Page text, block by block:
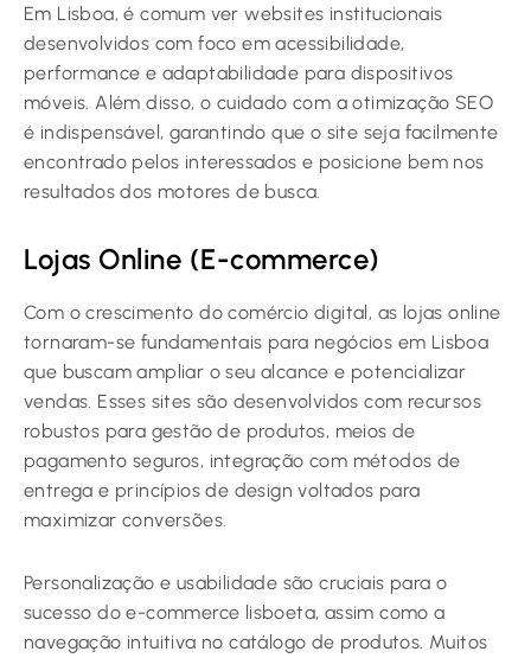
Em Lisboa, é comum ver websites institucionais
desenvolvidos com foco em acessibilidade,
performance e adaptabilidade para dispositivos
móveis. Além disso, o cuidado com a otimização SEO
é indispensável, garantindo que o site seja facilmente
encontrado pelos interessados e posicione bem nos
resultados dos motores de busca.
Lojas Online (E-commerce)
Com o crescimento do comércio digital, as lojas online
tornaram-se fundamentais para negócios em Lisboa
que buscam ampliar o seu alcance e potencializar
vendas. Esses sites são desenvolvidos com recursos
robustos para gestão de produtos, meios de
pagamento seguros, integração com métodos de
entrega e princípios de design voltados para
maximizar conversões.
Personalização e usabilidade são cruciais para o
sucesso do e-commerce lisboeta, assim como a
navegação intuitiva no catálogo de produtos. Muitos